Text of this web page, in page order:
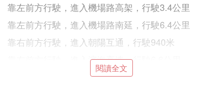
靠左前方行駛，進入機場路高架，行駛3.4公里
靠左前方行駛，進入機場路南延，行駛6.4公里
靠右前方行駛，進入朝陽互通，行駛940米
靠左前方行駛，進入瀋海高速，行駛6.6公里
靠右前方行駛，進入姜山北樞紐，行駛490米
閱讀全文